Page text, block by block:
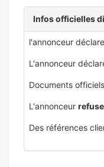
Infos officielles
l'annonceur
L'annonceur
Documents officiels
L'annonceur refuse
Des références